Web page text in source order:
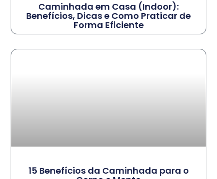
Caminhada em Casa (Indoor):
Benefícios, Dicas e Como Praticar de
Forma Eficiente
15 Benefícios da Caminhada para o